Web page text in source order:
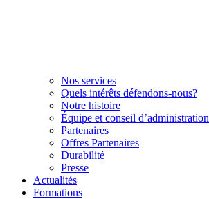
Nos services
Quels intérêts défendons-nous?
Notre histoire
Équipe et conseil d’administration
Partenaires
Offres Partenaires
Durabilité
Presse
Actualités
Formations